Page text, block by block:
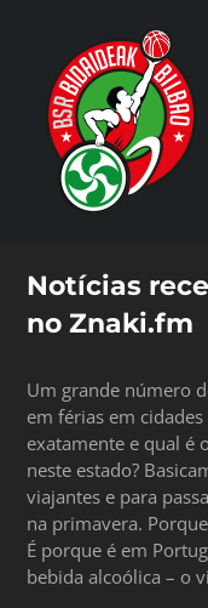
contenido
Notícias
no Znaki.fm
Um grande número
em férias em
exatamente e qual é
neste estado?
viajantes e para
na primavera.
É porque é em
bebida alcoólica – o